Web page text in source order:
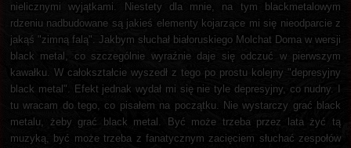
nielicznymi wyjątkami. Niestety dla mnie, na tym blackmetalowym
rdzeniu nadbudowane są jakieś elementy kojarzące mi się nieodparcie z
jakąś "zimną falą". Jakbym słuchał białoruskiego Molchat Doma w wersji
black metal, co szczególnie wyraźnie daje się odczuć w pierwszym
kawałku. W całokształcie wyszedł z tego po prostu kolejny "depresyjny
black metal". Efekt jednak wydał mi się nie tyle depresyjny, co nudny. I
tu wracam do tego, co pisałem na początku. Nie wystarczy grać black
metalu, żeby grać black metal. Być może trzeba przez lata żyć tą
muzyką, być może trzeba z fanatycznym zacięciem słuchać zespołów